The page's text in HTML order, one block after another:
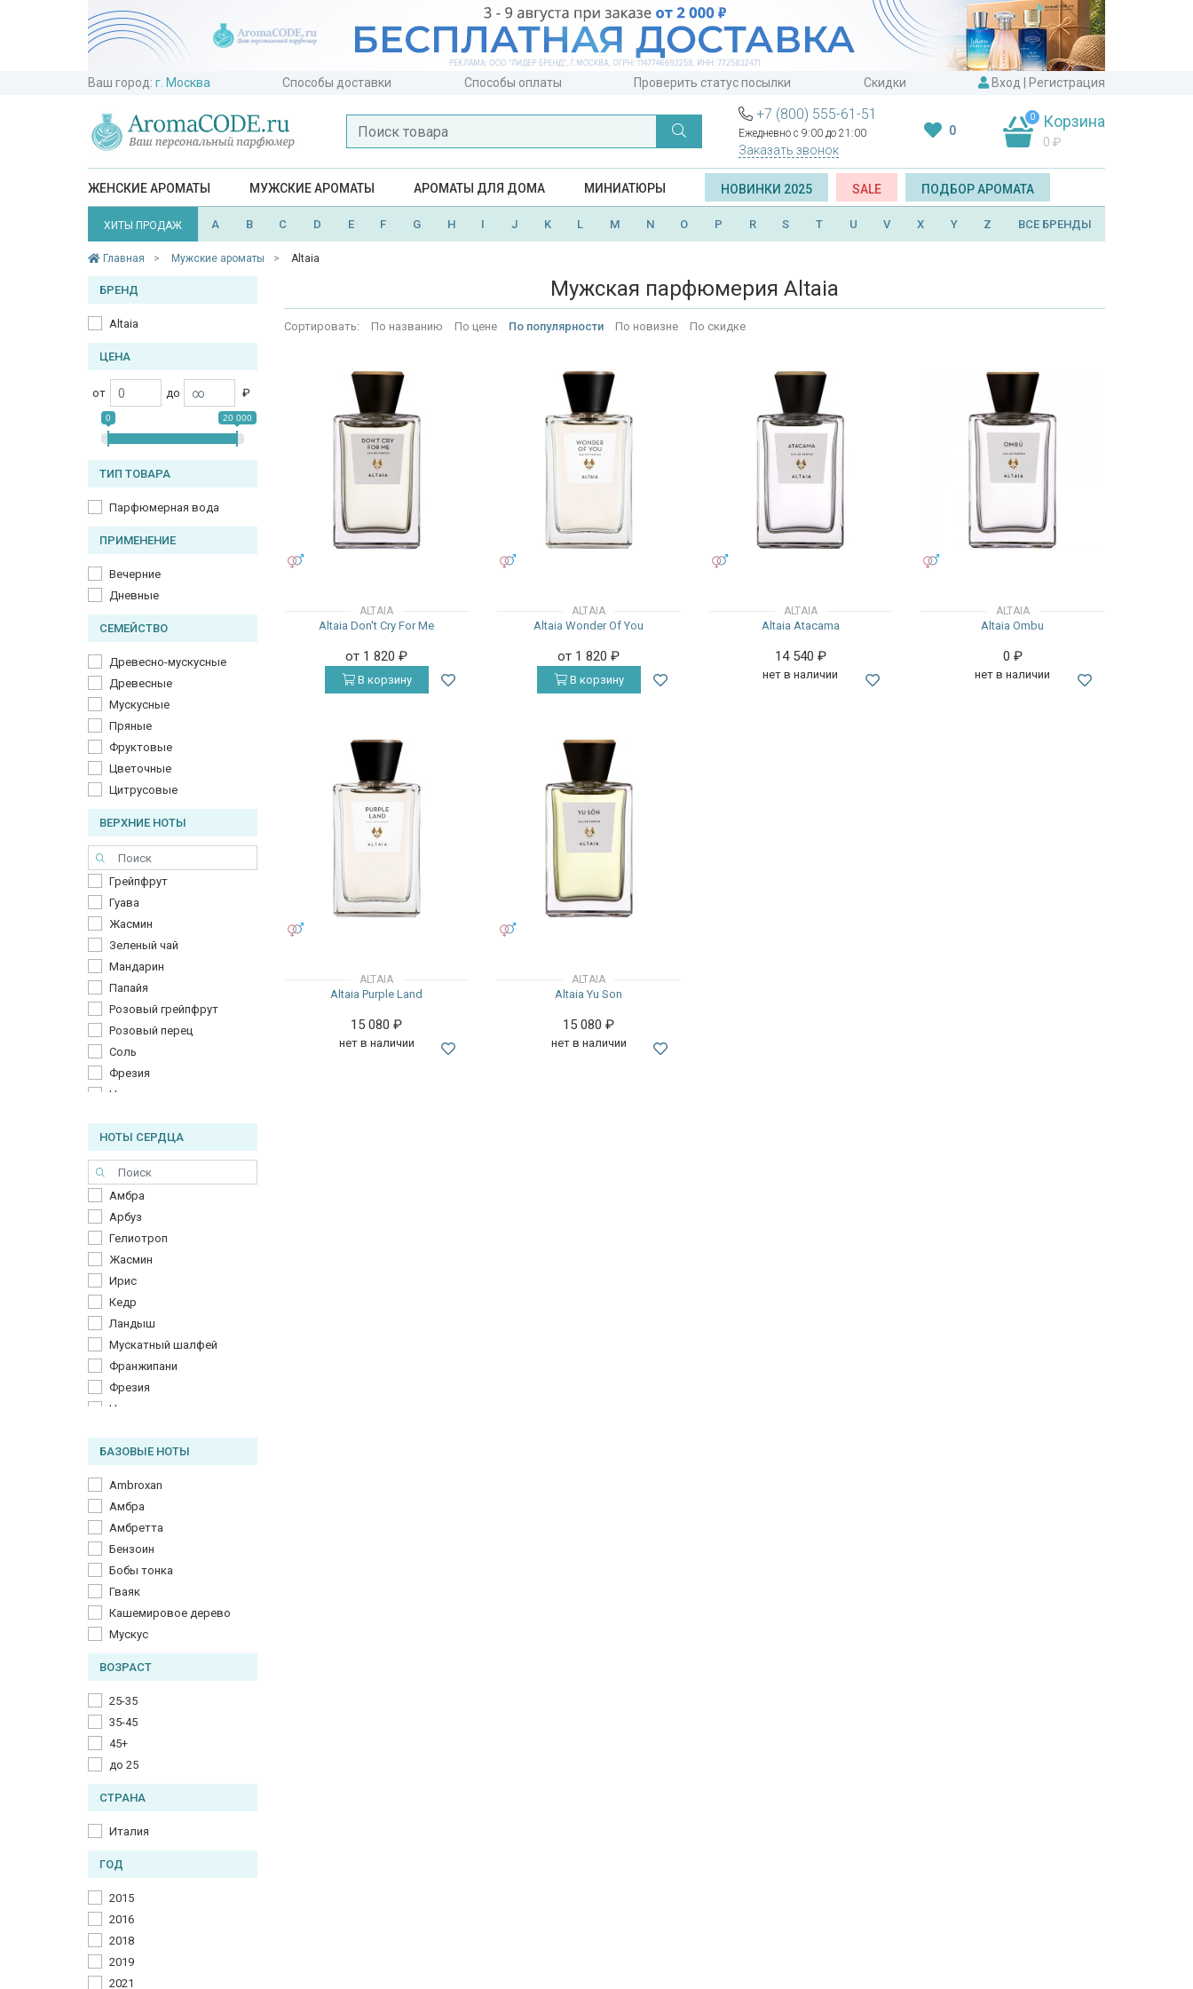
Ваш город: г. Москва Способы доставки Способы оплаты Проверить статус посылки Скидки Вход Регистрация
+7 (800) 555-61-51
Ежедневно с 9:00 до 21:00
Заказать звонок
0
0 Корзина
0 ₽
ЖЕНСКИЕ АРОМАТЫ МУЖСКИЕ АРОМАТЫ АРОМАТЫ ДЛЯ ДОМА МИНИАТЮРЫ НОВИНКИ 2025 SALE ПОДБОР АРОМАТА
ХИТЫ ПРОДАЖ A B C D E F G H I J K L M N O P R S T U V X Y Z ВСЕ БРЕНДЫ
Главная Мужские ароматы Altaia
БРЕНД
Altaia
ЦЕНА
от до ₽
0 20 000
ТИП ТОВАРА
Парфюмерная вода
ПРИМЕНЕНИЕ
Вечерние
Дневные
СЕМЕЙСТВО
Древесно-мускусные
Древесные
Мускусные
Пряные
Фруктовые
Цветочные
Цитрусовые
ВЕРХНИЕ НОТЫ
Грейпфрут
Гуава
Жасмин
Зеленый чай
Мандарин
Папайя
Розовый грейпфрут
Розовый перец
Соль
Фрезия
Цветок вишни
Черная смородина
Шалфей
НОТЫ СЕРДЦА
Амбра
Арбуз
Гелиотроп
Жасмин
Ирис
Кедр
Ландыш
Мускатный шалфей
Франжипани
Фрезия
Цветок апельсина
БАЗОВЫЕ НОТЫ
Ambroxan
Амбра
Амбретта
Бензоин
Бобы тонка
Гваяк
Кашемировое дерево
Мускус
ВОЗРАСТ
25-35
35-45
45+
до 25
СТРАНА
Италия
ГОД
2015
2016
2018
2019
2021
Мужская парфюмерия Altaia
Сортировать: По названию По цене По популярности По новизне По скидке
ALTAIA
Altaia Don't Cry For Me
от 1 820₽
В корзину
ALTAIA
Altaia Wonder Of You
от 1 820₽
В корзину
ALTAIA
Altaia Atacama
14 540 ₽
нет в наличии
ALTAIA
Altaia Ombu
0 ₽
нет в наличии
ALTAIA
Altaia Purple Land
15 080₽
нет в наличии
ALTAIA
Altaia Yu Son
15 080₽
нет в наличии